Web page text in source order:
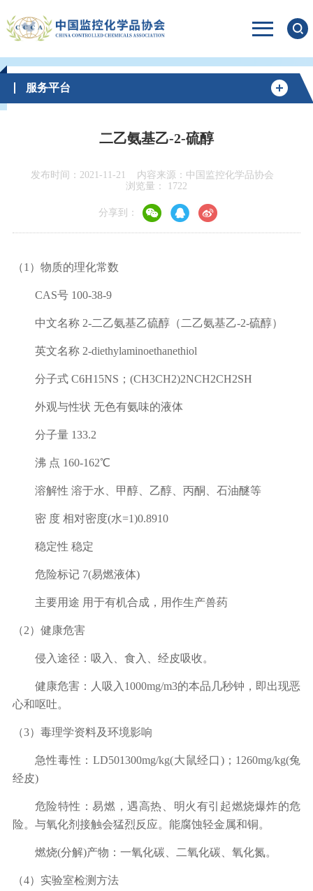
服务平台
二乙氨基乙-2-硫醇
发布时间：2021-11-21
内容来源：中国监控化学品协会
浏览量：
1722
分享到：
（1 ）物质的理化常数
CAS号100-38-9
中文名称2-二乙氨基乙硫醇（二乙氨基乙-2-硫醇）
英文名称2-diethylaminoethanethiol
分子式C6H15NS ； (CH3CH2)2NCH2CH2SH
外观与性状 无色有氨味的液体
分子量133.2
沸 点 160-162℃
溶解性 溶于水、甲醇、乙醇、丙酮、石油醚等
密 度 相对密度(水=1)0.8910
稳定性 稳定
危险标记7(易燃液体)
主要用途 用于有机合成，用作生产兽药
（2）健康危害
侵入途径：吸入、食入、经皮吸收。
健康危害：人吸入 1000mg/m3的本品几秒钟，即出现恶
心和呕吐。
（3）毒理学资料及环境影响
急性毒性：LD501300mg/kg(大鼠经口)； 1260mg/kg(兔
经皮)
危险特性：易燃，遇高热、明火有引起燃烧爆炸的危
险。与氧化剂接触会猛烈反应。能腐蚀轻金属和铜。
燃烧(分解)产物：一氧化碳、二氧化碳、氧化氮。
（4）实验室检测方法